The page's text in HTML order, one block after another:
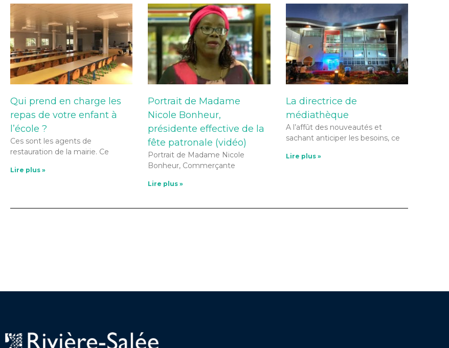
Qui prend en charge les
repas de votre enfant à
l’école ?
Ces sont les agents de
restauration de la mairie. Ce
Lire plus »
Portrait de Madame
Nicole Bonheur,
présidente effective de la
fête patronale (vidéo)
Portrait de Madame Nicole
Bonheur, Commerçante
Lire plus »
La directrice de
médiathèque
A l’affût des nouveautés et
sachant anticiper les besoins, ce
Lire plus »